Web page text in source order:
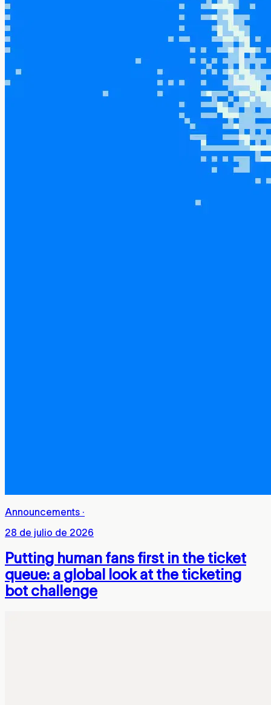
Announcements ·
28 de julio de 2026
Putting human fans first in the ticket
queue: a global look at the ticketing
bot challenge